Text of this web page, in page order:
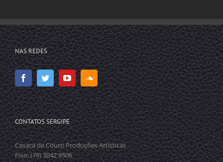
NAS REDES
CONTATOS SERGIPE
Casaca de Couro Produções Artísticas
Fixo: (79) 3042 9506